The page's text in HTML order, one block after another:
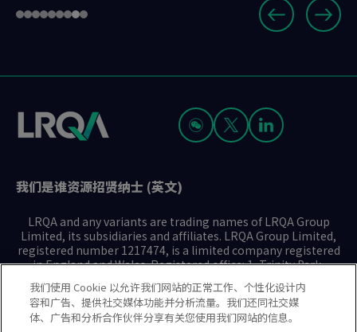
Slide
Go
1
Go
2
Go
3
Go
4
Go
5
Go
6
Go
7
Go
8
Go
9
我们是谁资源招贤纳士 (英文)
LRQA and any variants are trading names of LRQA Group
Limited, its subsidiaries and affiliates. LRQA Group Limited,
registered number 1217474, is a limited company registered
in England and Wales. Registered office: 1, Trinity Park,
Bickenhill Lane, Birmingham B37 7ES. © 2025 LRQA Group
Limited.
我们使用 Cookie 以允许我们网站的正常工作、个性化设计内
容和广告、提供社交媒体功能并分析流量。我们还同社交媒
体、广告和分析合作伙伴分享有关您使用我们网站的信息。